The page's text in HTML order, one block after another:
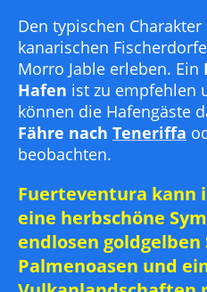
Den typischen
kanarischen
Morro Jable erleben. Ein
Hafen ist zu empfehlen
können die Hafengäste
Fähre nach Teneriffa
beobachten.
Fuerteventura kann
eine herbschöne
endlosen
Palmenoasen und